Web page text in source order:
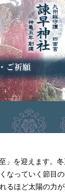
祈願とは
い
位除け
式の葬儀） 神社
お参
」を迎えます。
なっていく節目
るほど太陽の力